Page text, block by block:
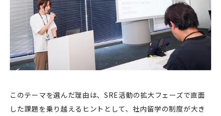
このテーマを選んだ理由は、SRE活動の拡大フェーズで直面
した課題を乗り越えるヒントとして、社内留学の制度が大き